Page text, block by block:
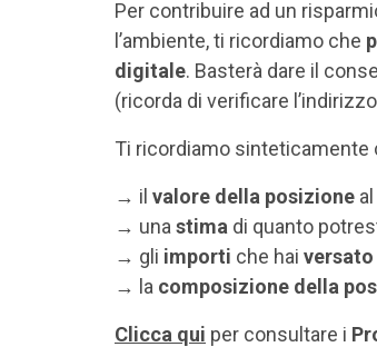
Per contribuire ad un
l’ambiente, ti ricordiamo che
digitale. Basterà dare il
(ricorda di verificare
Ti ricordiamo sinteticamente
→ il valore della posizione
→ una stima di quanto
→ gli importi che hai versato
→ la composizione della
Clicca qui per consultare i